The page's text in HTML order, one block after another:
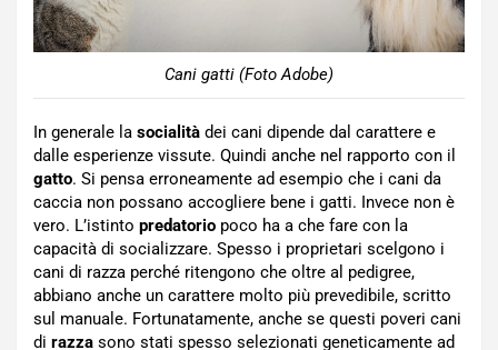
Cani gatti (Foto Adobe)
In generale la socialità dei cani dipende dal carattere e
dalle esperienze vissute. Quindi anche nel rapporto con il
gatto. Si pensa erroneamente ad esempio che i cani da
caccia non possano accogliere bene i gatti. Invece non è
vero. L’istinto predatorio poco ha a che fare con la
capacità di socializzare. Spesso i proprietari scelgono i
cani di razza perché ritengono che oltre al pedigree,
abbiano anche un carattere molto più prevedibile, scritto
sul manuale. Fortunatamente, anche se questi poveri cani
di razza sono stati spesso selezionati geneticamente ad